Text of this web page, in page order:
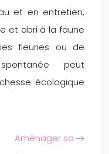
et en entretien,
et abri à la faune
fleuries ou de
peut
écologique
Aménager sa